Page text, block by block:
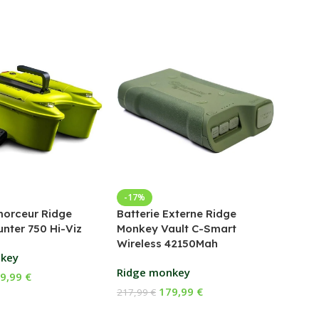
Ridge
750 Hi-Viz
€
-17%
Batterie Externe Ridge
Monkey Vault C-Smart
Wireless 42150Mah
Ridge monkey
217,99€ 179,99 €